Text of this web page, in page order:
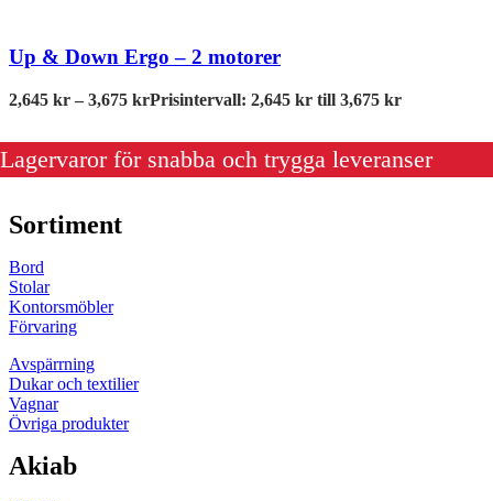
Up & Down Ergo – 2 motorer
2,645 kr – 3,675 krPrisintervall: 2,645 kr till 3,675 kr
Lagervaror för snabba och trygga leveranser
Sortiment
Bord
Stolar
Kontorsmöbler
Förvaring
Avspärrning
Dukar och textilier
Vagnar
Övriga produkter
Akiab